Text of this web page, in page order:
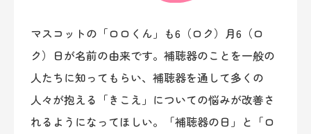
マスコットの「ロロくん」も6（ロク）月6（ロ
ク）日が名前の由来です。補聴器のことを一般の
人たちに知ってもらい、補聴器を通して多くの
人々が抱える「きこえ」についての悩みが改善さ
れるようになってほしい。「補聴器の日」と「ロ